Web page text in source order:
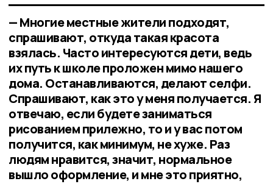
— Многие местные жители подходят,
спрашивают, откуда такая красота
взялась. Часто интересуются дети, ведь
их путь к школе проложен мимо нашего
дома. Останавливаются, делают селфи.
Спрашивают, как это у меня получается. Я
отвечаю, если будете заниматься
рисованием прилежно, то и у вас потом
получится, как минимум, не хуже. Раз
людям нравится, значит, нормальное
вышло оформление, и мне это приятно,